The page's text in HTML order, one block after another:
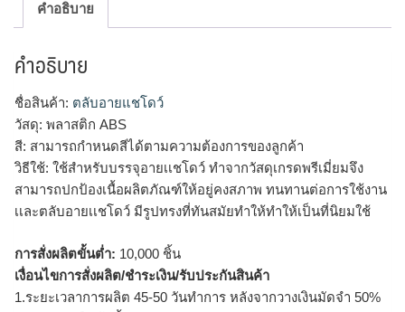
คำอธิบาย
คำอธิบาย
ชื่อสินค้า: ตลับอายแชโดว์
วัสดุ: พลาสติก ABS
สี: สามารถกำหนดสีได้ตามความต้องการของลูกค้า
วิธีใช้: ใช้สำหรับบรรจุอายเเชโดว์ ทำจากวัสดุเกรดพรีเมี่ยมจึง
สามารถปกป้องเนื้อผลิตภัณฑ์ให้อยู่คงสภาพ ทนทานต่อการใช้งาน
เเละตลับอายเเชโดว์ มีรูปทรงที่ทันสมัยทำให้ทำให้เป็นที่นิยมใช้
การสั่งผลิตขั้นต่ำ: 10,000 ชิ้น
เงื่อนไขการสั่งผลิต/ชำระเงิน/รับประกันสินค้า
1.ระยะเวลาการผลิต 45-50 วันทำการ หลังจากวางเงินมัดจำ 50%